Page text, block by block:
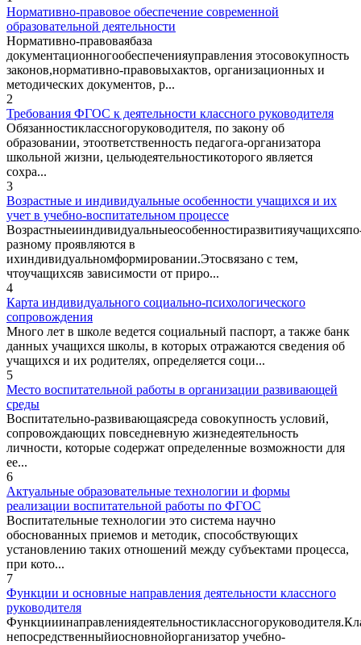
Нормативно-правовое обеспечение современной
образовательной деятельности
Нормативно-правоваябаза
документационногообеспеченияуправления этосовокупность
законов,нормативно-правовыхактов, организационных и
методических документов, р...
2
Требования ФГОС к деятельности классного руководителя
Обязанностиклассногоруководителя, по закону об
образовании, этоответственность педагога-организатора
школьной жизни, цельюдеятельностикоторого является
сохра...
3
Возрастные и индивидуальные особенности учащихся и их
учет в учебно-воспитательном процессе
разному проявляются в
ихиндивидуальномформировании.Этосвязано с тем,
чтоучащихсяв зависимости от приро...
4
Карта индивидуального социально-психологического
сопровождения
Много лет в школе ведется социальный паспорт, а также банк
данных учащихся школы, в которых отражаются сведения об
учащихся и их родителях, определяется соци...
5
Место воспитательной работы в организации развивающей
среды
Воспитательно-развивающаясреда совокупность условий,
сопровождающих повседневную жизнедеятельность
личности, которые содержат определенные возможности для
ее...
6
Актуальные образовательные технологии и формы
реализации воспитательной работы по ФГОС
Воспитательные технологии это система научно
обоснованных приемов и методик, способствующих
установлению таких отношений между субъектами процесса,
при кото...
7
Функции и основные направления деятельности классного
руководителя
непосредственныйиосновнойорганизатор учебно-